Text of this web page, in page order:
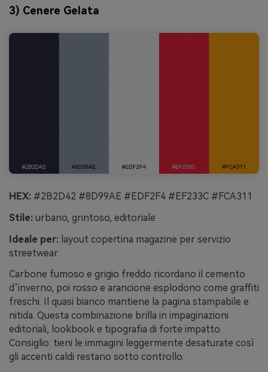
3) Cenere Gelata
HEX: #2B2D42 #8D99AE #EDF2F4 #EF233C #FCA311
Stile: urbano, grintoso, editoriale
Ideale per: layout copertina magazine per servizio
streetwear
Carbone fumoso e grigio freddo ricordano il cemento
d’inverno, poi rosso e arancione esplodono come graffiti
freschi. Il quasi bianco mantiene la pagina stampabile e
nitida. Questa combinazione brilla in impaginazioni
editoriali, lookbook e tipografia di forte impatto.
Consiglio: tieni le immagini leggermente desaturate così
gli accenti caldi restano sotto controllo.